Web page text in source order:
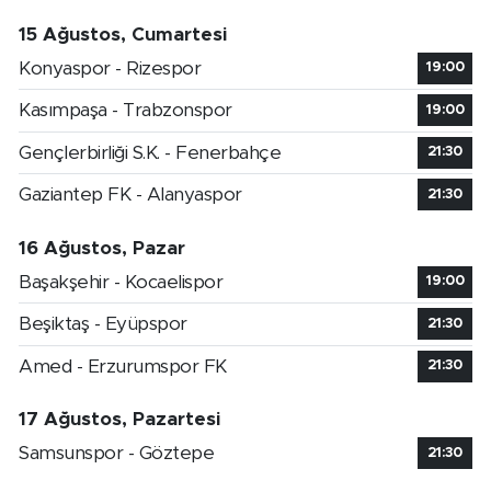
15 Ağustos, Cumartesi
Konyaspor - Rizespor
19:00
Kasımpaşa - Trabzonspor 19:00
Gençlerbirliği S.K. - Fenerbahçe 21:30
Gaziantep FK - Alanyaspor 21:30
16 Ağustos, Pazar
Başakşehir - Kocaelispor
19:00
Beşiktaş - Eyüpspor 21:30
Amed - Erzurumspor FK 21:30
17 Ağustos, Pazartesi
Samsunspor - Göztepe
21:30